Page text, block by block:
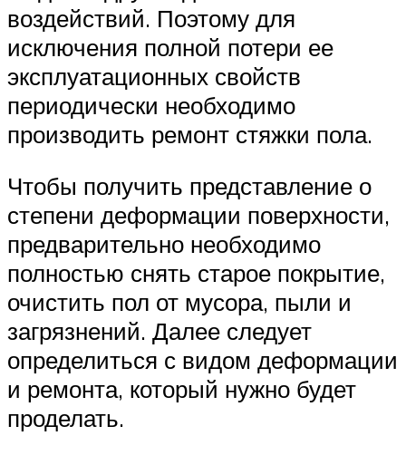
воздействий. Поэтому для
исключения полной потери ее
эксплуатационных свойств
периодически необходимо
производить ремонт стяжки пола.
Чтобы получить представление о
степени деформации поверхности,
предварительно необходимо
полностью снять старое покрытие,
очистить пол от мусора, пыли и
загрязнений. Далее следует
определиться с видом деформации
и ремонта, который нужно будет
проделать.